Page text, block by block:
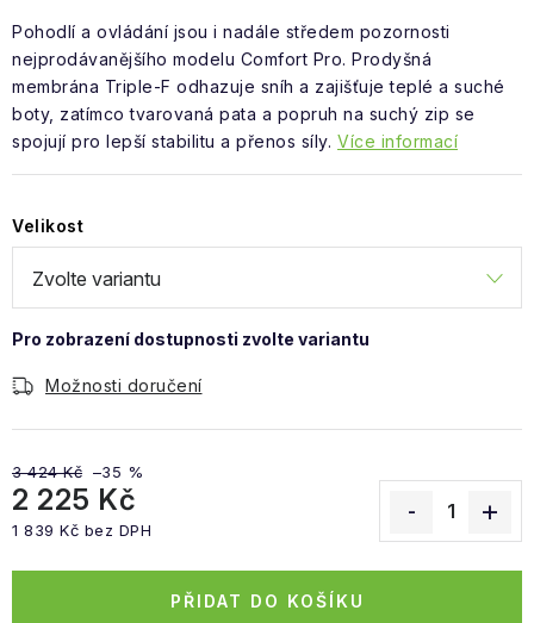
Pohodlí a ovládání jsou i nadále středem pozornosti
nejprodávanějšího modelu Comfort Pro. Prodyšná
membrána Triple-F odhazuje sníh a zajišťuje teplé a suché
boty, zatímco tvarovaná pata a popruh na suchý zip se
spojují pro lepší stabilitu a přenos síly. Více informací
Velikost
Možnosti doručení
3 424 Kč –35 %
2 225 Kč
1 839 Kč bez DPH
PŘIDAT DO KOŠÍKU